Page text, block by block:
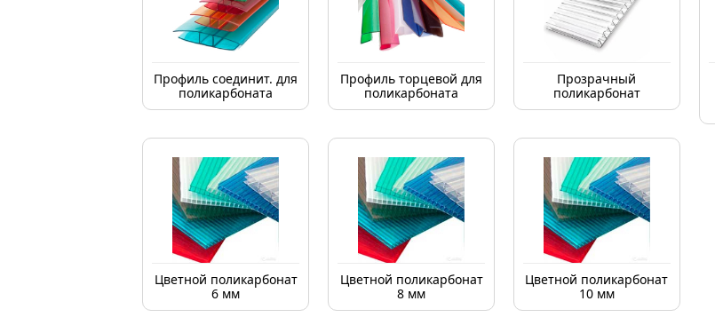
Профиль соединит. для
поликарбоната
Профиль торцевой для
поликарбоната
Прозрачный
поликарбонат
Цветной поликарбонат
6 мм
Цветной поликарбонат
8 мм
Цветной поликарбонат
10 мм